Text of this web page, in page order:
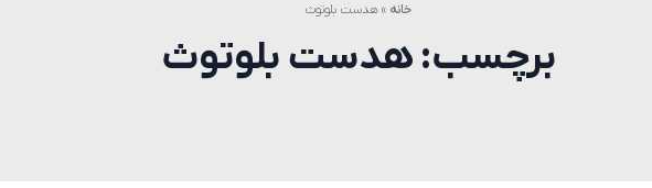
خانه »هدست بلوتوث
برچسب:هدست بلوتوث